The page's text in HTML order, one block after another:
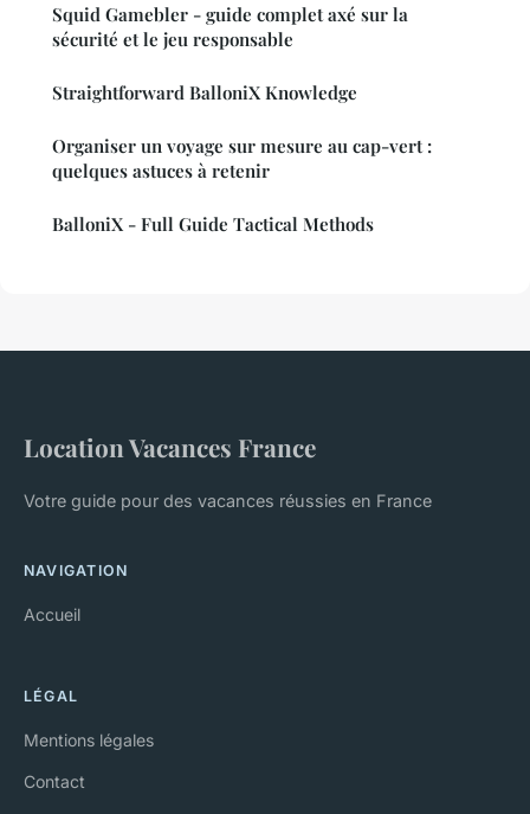
Squid Gamebler - guide complet axé sur la
sécurité et le jeu responsable
Straightforward BalloniX Knowledge
Organiser un voyage sur mesure au cap-vert :
quelques astuces à retenir
BalloniX - Full Guide Tactical Methods
Location Vacances France
Votre guide pour des vacances réussies en France
NAVIGATION
Accueil
LÉGAL
Mentions légales
Contact